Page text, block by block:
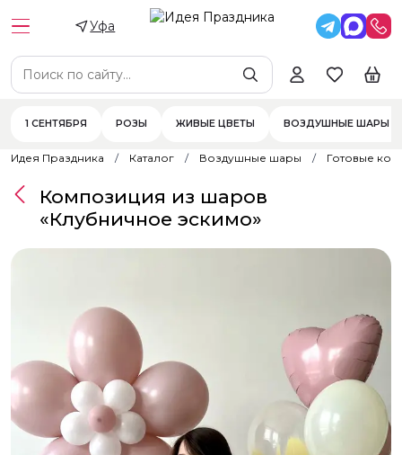
Уфа
1 СЕНТЯБРЯ РОЗЫ ЖИВЫЕ ЦВЕТЫ ВОЗДУШНЫЕ ШАРЫ
Идея Праздника Каталог Воздушные шары Готовые
Композиция из шаров
«Клубничное эскимо»